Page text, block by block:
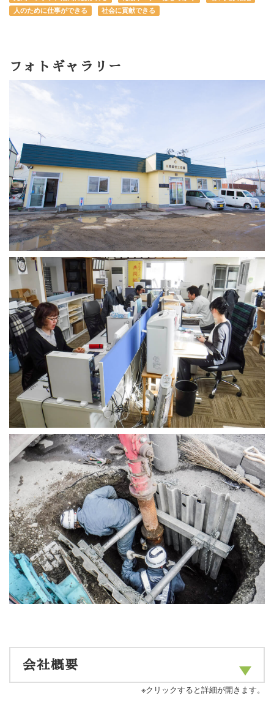
人のために仕事ができる
社会に貢献できる
フォトギャラリー
会社概要
※クリックすると詳細が開きます。